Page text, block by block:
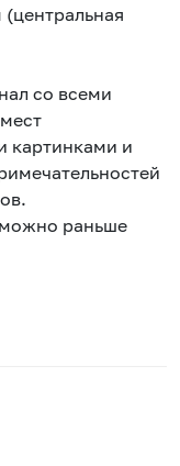
со всеми
картинками и
раньше